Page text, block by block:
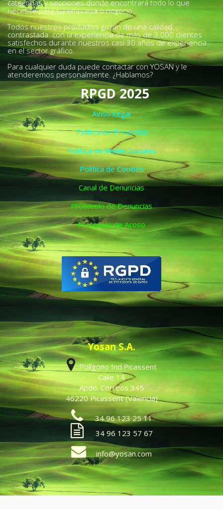
categorías y secciones donde encontrará todo lo que
necesite para su empresa o negocio.
Todos nuestros productos gozan de una calidad
contrastada con la experiencia de más de 3.000 clientes
satisfechos durante nuestros casi 30 años de experiencia
en el sector gráfico.
Para cualquier duda puede contactar con YOSAN y le
atenderemos personalmente. ¿Hablamos?
RPGD 2025
Aviso Legal
Política de Privacidad
Política de Redes Sociales
Política de Cookies
Canal de Denuncias
Protocolo de Denuncias
Protocolo de Acoso
Yosan S.A.
Polígono Ind.Picassent
Calle 14
Apdo. Correos 345
46220 Picassent (Valencia)
34 96 123 25 11
34 96 123 57 67
info@yosan.com